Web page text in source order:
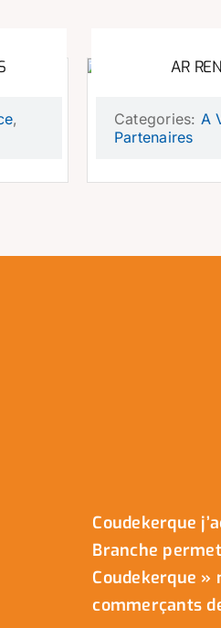
,
AR
Categories: A
Partenaires
Coudekerque
Branche
Coudekerque
commerçants